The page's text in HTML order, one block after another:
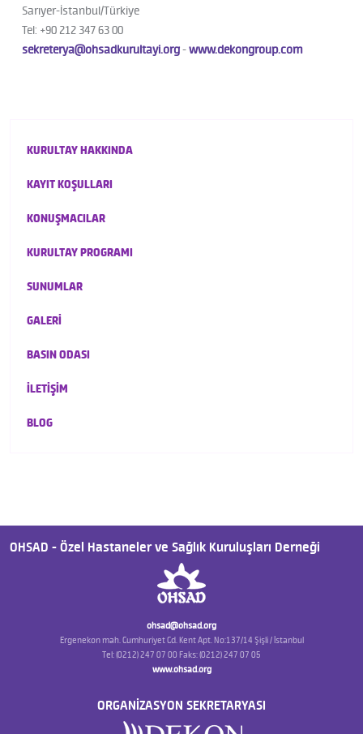
Sarıyer-İstanbul/Türkiye
Tel: +90 212 347 63 00
sekreterya@ohsadkurultayi.org-www.dekongroup.com
KURULTAY HAKKINDA
KAYIT KOŞULLARI
KONUŞMACILAR
KURULTAY PROGRAMI
SUNUMLAR
GALERİ
BASIN ODASI
İLETİŞİM
BLOG
OHSAD - Özel Hastaneler ve Sağlık Kuruluşları Derneği
ohsad@ohsad.org
Ergenekon mah. Cumhuriyet Cd. Kent Apt. No:137/14 Şişli / İstanbul
Tel: (0212) 247 07 00 Faks: (0212) 247 07 05
www.ohsad.org
ORGANİZASYON SEKRETARYASI